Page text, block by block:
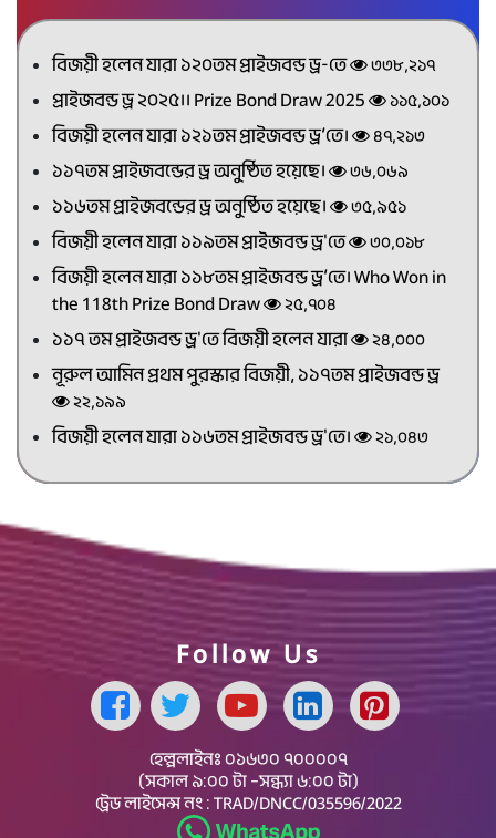
বিজয়ী হলেন যারা ১২০তম প্রাইজবন্ড ড্র-তে ৩৩৮,২১৭
প্রাইজবন্ড ড্র ২০২৫।। Prize Bond Draw 2025 ১১৫,১০১
বিজয়ী হলেন যারা ১২১তম প্রাইজবন্ড ড্র’তে। ৪৭,২১৩
১১৭তম প্রাইজবন্ডের ড্র অনুষ্ঠিত হয়েছে। ৩৬,০৬৯
১১৬তম প্রাইজবন্ডের ড্র অনুষ্ঠিত হয়েছে। ৩৫,৯৫১
বিজয়ী হলেন যারা ১১৯তম প্রাইজবন্ড ড্র'তে ৩০,০১৮
বিজয়ী হলেন যারা ১১৮তম প্রাইজবন্ড ড্র’তে। Who Won in
the 118th Prize Bond Draw
২৫,৭০৪
১১৭ তম প্রাইজবন্ড ড্র'তে বিজয়ী হলেন যারা ২৪,০০০
নূরুল আমিন প্রথম পুরস্কার বিজয়ী, ১১৭তম প্রাইজবন্ড ড্র
২২,১৯৯
বিজয়ী হলেন যারা ১১৬তম প্রাইজবন্ড ড্র'তে। ২১,০৪৩
Follow Us
Facebook Page
হেল্পলাইনঃ ০১৬৩০ ৭০০০০৭
(সকাল ৯:০০ টা –সন্ধ্যা ৬:০০ টা)
ট্রেড লাইসেন্স নং : TRAD/DNCC/035596/2022
Whatsapp